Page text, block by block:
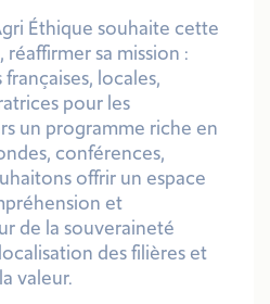
Éthique souhaite cette
sa mission :
locales,
pour les
un programme riche en
conférences,
offrir un espace
et
de la souveraineté
des filières et
valeur.